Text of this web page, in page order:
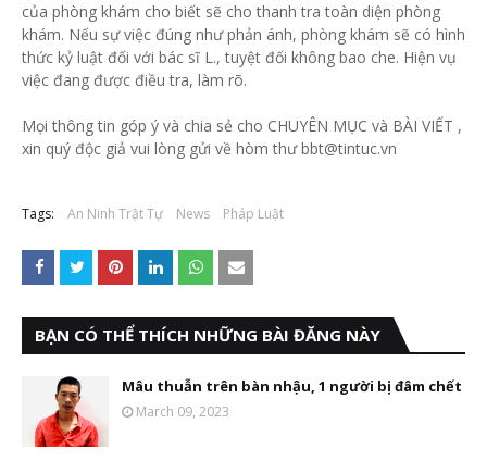
của phòng khám cho biết sẽ cho thanh tra toàn diện phòng
khám. Nếu sự việc đúng như phản ánh, phòng khám sẽ có hình
thức kỷ luật đối với bác sĩ L., tuyệt đối không bao che. Hiện vụ
việc đang được điều tra, làm rõ.
Mọi thông tin góp ý và chia sẻ cho CHUYÊN MỤC và BÀI VIẾT ,
xin quý độc giả vui lòng gửi về hòm thư bbt@tintuc.vn
Tags: An Ninh Trật Tự News Pháp Luật
BẠN CÓ THỂ THÍCH NHỮNG BÀI ĐĂNG NÀY
Mâu thuẫn trên bàn nhậu, 1 người bị đâm chết
March 09, 2023